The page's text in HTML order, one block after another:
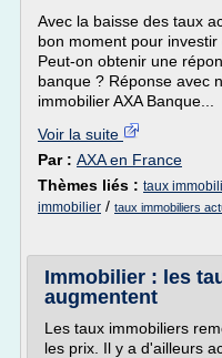
Avec la baisse des taux
bon moment pour
Peut-on obtenir une
banque ? Réponse avec
immobilier AXA Banque...
Voir la suite
Par : AXA en France
Thèmes liés : taux
immobilier / taux immobiliers
Immobilier : les
augmentent
Les taux immobiliers
les prix. Il y a d'ailleurs